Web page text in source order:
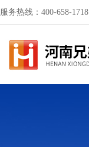
服务热线：400-658-1718